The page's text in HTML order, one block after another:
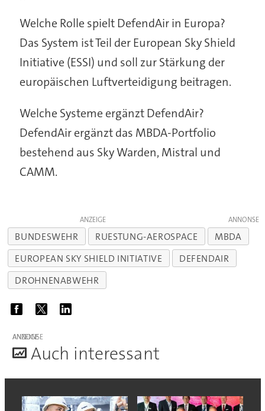
Welche Rolle spielt DefendAir in Europa?
Das System ist Teil der European Sky Shield
Initiative (ESSI) und soll zur Stärkung der
europäischen Luftverteidigung beitragen.
Welche Systeme ergänzt DefendAir?
DefendAir ergänzt das MBDA-Portfolio
bestehend aus Sky Warden, Mistral und
CAMM.
ANZEIGE
BUNDESWEHR RUESTUNG-AEROSPACE
MBDA
EUROPEAN SKY SHIELD INITIATIVE
DEFENDAIR
DROHNENABWEHR
ANZEIGE
Auch interessant